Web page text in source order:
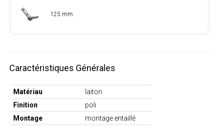
125 mm
Caractéristiques Générales
Matériau
laiton
Finition
poli
Montage
montage entaillé